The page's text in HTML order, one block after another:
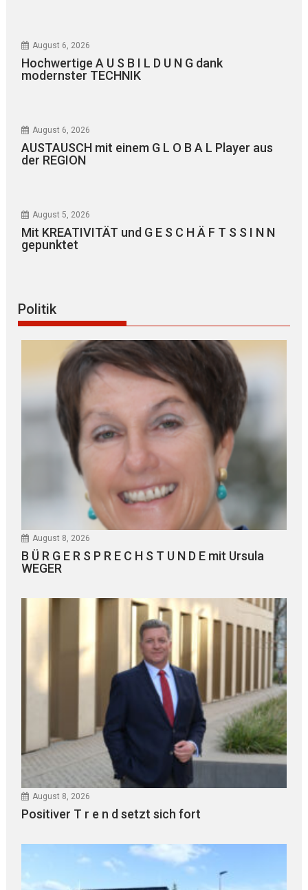
August 6, 2026
Hochwertige A U S B I L D U N G dank
modernster TECHNIK
August 6, 2026
AUSTAUSCH mit einem G L O B A L Player aus
der REGION
August 5, 2026
Mit KREATIVITÄT und G E S C H Ä F T S S I N N
gepunktet
Politik
August 8, 2026
B Ü R G E R S P R E C H S T U N D E mit Ursula
WEGER
August 8, 2026
Positiver T r e n d setzt sich fort